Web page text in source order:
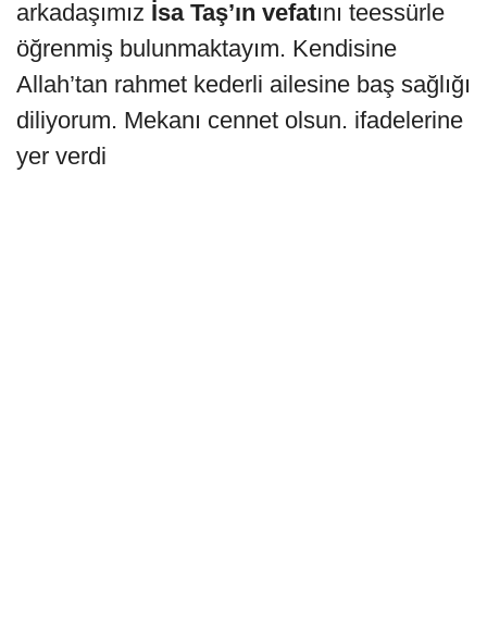
arkadaşımız İsa Taş’ın vefatını teessürle
öğrenmiş bulunmaktayım. Kendisine
Allah’tan rahmet kederli ailesine baş sağlığı
diliyorum. Mekanı cennet olsun. ifadelerine
yer verdi